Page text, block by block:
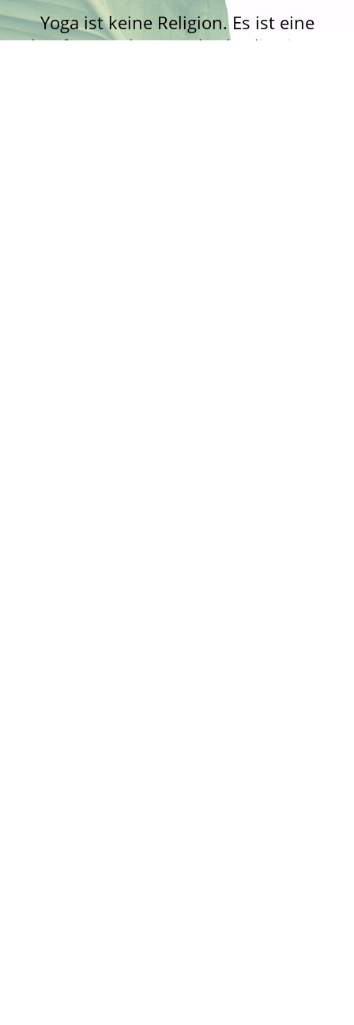
Yoga ist keine Religion. Es ist eine
konfessionslose Methode, die einen